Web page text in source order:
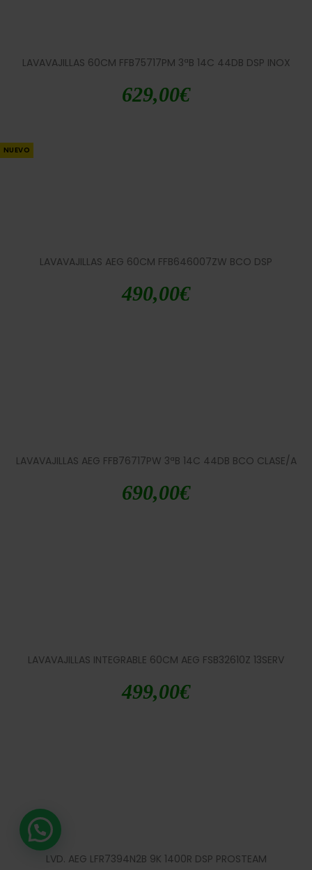
LAVAVAJILLAS 60CM FFB75717PM 3ªB 14C 44DB DSP INOX
629,00€
NUEVO
LAVAVAJILLAS AEG 60CM FFB646007ZW BCO DSP
490,00€
LAVAVAJILLAS AEG FFB76717PW 3ªB 14C 44DB BCO CLASE/A
690,00€
LAVAVAJILLAS INTEGRABLE 60CM AEG FSB32610Z 13SERV
499,00€
LVD. AEG LFR7394N2B 9K 1400R DSP PROSTEAM